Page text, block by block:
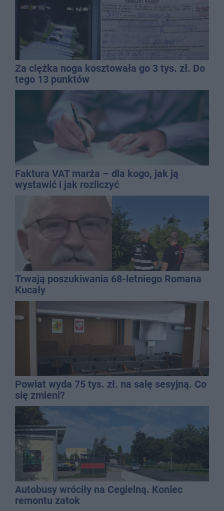
Za ciężka noga kosztowała go 3 tys. zł. Do
tego 13 punktów
Faktura VAT marża – dla kogo, jak ją
wystawić i jak rozliczyć
Trwają poszukiwania 68-letniego Romana
Kucały
Powiat wyda 75 tys. zł. na salę sesyjną. Co
się zmieni?
Autobusy wróciły na Cegielną. Koniec
remontu zatok